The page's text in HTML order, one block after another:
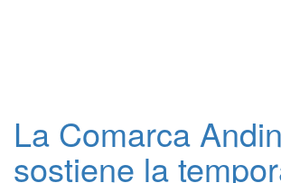
La Comarca
sostiene la